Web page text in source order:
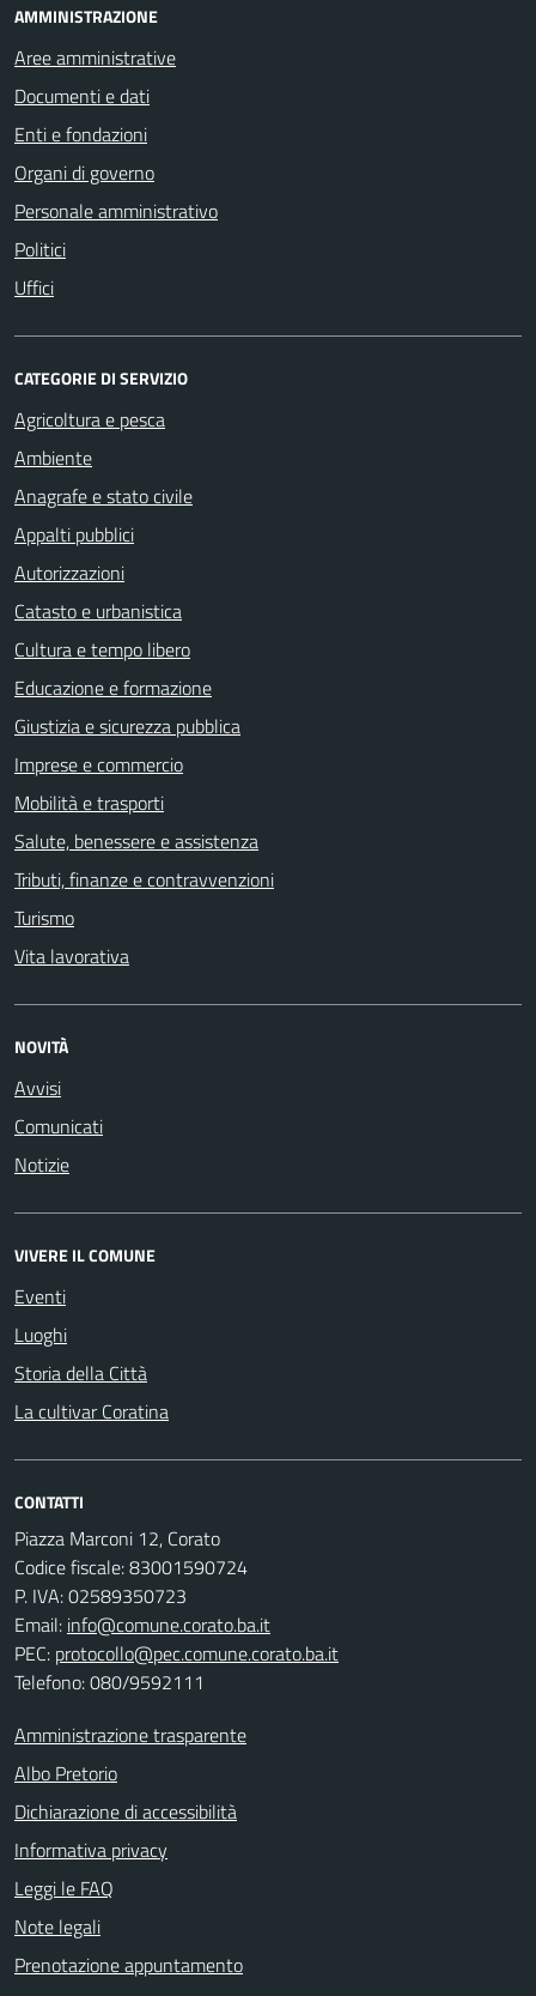
AMMINISTRAZIONE
Aree amministrative
Documenti e dati
Enti e fondazioni
Organi di governo
Personale amministrativo
Politici
Uffici
CATEGORIE DI SERVIZIO
Agricoltura e pesca
Ambiente
Anagrafe e stato civile
Appalti pubblici
Autorizzazioni
Catasto e urbanistica
Cultura e tempo libero
Educazione e formazione
Giustizia e sicurezza pubblica
Imprese e commercio
Mobilità e trasporti
Salute, benessere e assistenza
Tributi, finanze e contravvenzioni
Turismo
Vita lavorativa
NOVITÀ
Avvisi
Comunicati
Notizie
VIVERE IL COMUNE
Eventi
Luoghi
Storia della Città
La cultivar Coratina
CONTATTI
Piazza Marconi 12, Corato
Codice fiscale: 83001590724
P. IVA: 02589350723
Email: info@comune.corato.ba.it
PEC: protocollo@pec.comune.corato.ba.it
Telefono: 080/9592111
Amministrazione trasparente
Albo Pretorio
Dichiarazione di accessibilità
Informativa privacy
Leggi le FAQ
Note legali
Prenotazione appuntamento